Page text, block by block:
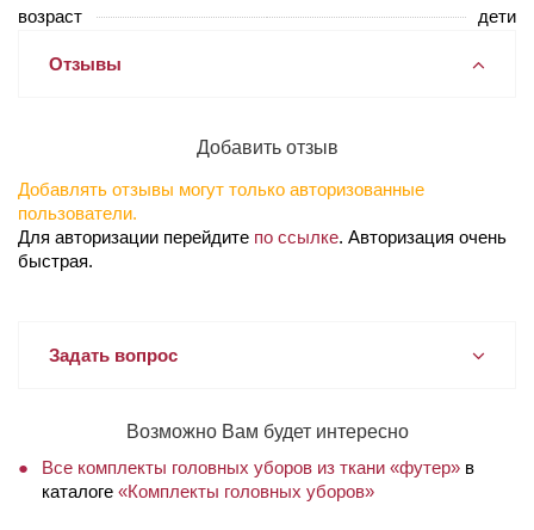
возраст
дети
Отзывы
Добавить отзыв
Добавлять отзывы могут только авторизованные
пользователи.
Для авторизации перейдите по ссылке. Авторизация очень
быстрая.
Задать вопрос
Возможно Вам будет интересно
Все комплекты головных уборов из ткани «футер» в
каталоге «Комплекты головных уборов»